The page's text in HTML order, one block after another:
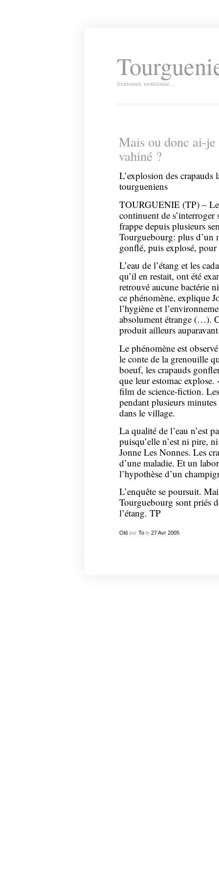
Irrationnel, molletonné…
Mais ou donc ai-
vahiné ?
L’explosion des
tourgueniens
TOURGUENIE (TP) –
continuent de
frappe depuis plusieurs
Tourguebourg: plus d’un
gonflé, puis explosé,
L’eau de l’étang et les
qu’il en restait, ont été
retrouvé aucune bactérie
ce phénomène, explique
l’hygiène et
absolument étrange (…).
produit ailleurs
Le phénomène est
le conte de la grenouille
boeuf, les crapauds
que leur estomac explose.
film de science-fiction.
pendant plusieurs
dans le village.
La qualité de l’eau n’est
puisqu’elle n’est ni pire,
Jonne Les Nonnes. Les
d’une maladie. Et un
l’hypothèse d’un
L’enquête se poursuit.
Tourguebourg sont priés
l’étang. TP
Oldpar Tole 27 Avr 2005